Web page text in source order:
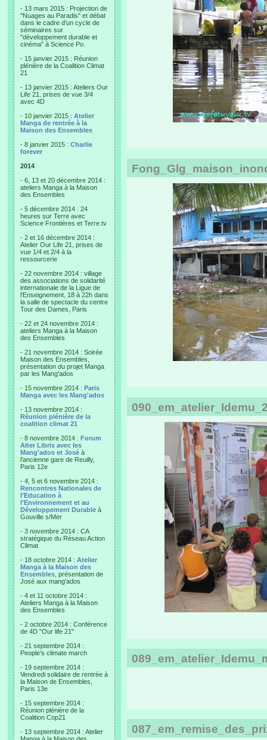
- 13 mars 2015 : Projection de
"Nuages au Paradis" et débat
dans le cadre d'un cycle de
séminaires sur
"développement durable et
cinéma" à Science Po.
- 15 janvier 2015 : Réunion
plénière de la Coalition Climat
21
- 13 janvier 2015 : Ateliers Our
Life 21, prises de vue 3/4
avec 4D
- 10 janvier 2015 : Atelier
Manga de rentrée à la
Maison des Ensembles
- 8 janvier 2015 : Charlie
forever
2014
- 6, 13 et 20 décembre 2014 :
ateliers Manga à la Maison
des Ensembles
- 5 décembre 2014 : 24
heures sur Terre avec
Science Frontières et Terre.tv
- 2 et 16 décembre 2014 :
Atelier Our Life 21, prises de
vue 1/4 et 2/4 à la
ressourcerie
- 22 novembre 2014 : village
des associations de solidarité
internationale de la Ligue de
l'Enseignement, 18 à 22h dans
la salle de spectacle du centre
Tour des Dames, Paris
- 22 et 24 novembre 2014 :
ateliers Manga à la Maison
des Ensembles
- 21 novembre 2014 : Soirée
Maison des Ensembles,
présentation du projet Manga
par les Mang'ados
- 15 novembre 2014 : Paris
Manga avec les Mang'ados
- 13 novembre 2014 :
Réunion plénière de la
coalition climat 21
- 8 novembre 2014 : Forum
Alter Libris avec les
Mang'ados et José à
l'ancienne gare de Reuilly,
Paris 12e
- 4, 5 et 6 novembre 2014 :
Rencontres Nationales de
l'Education à
l'Environnement et au
Développement Durable à
Gouville s/Mer
- 3 novembre 2014 : CA
stratégique du Réseau Action
Climat
- 18 octobre 2014 : Atelier
Manga à la Maison des
Ensembles , présentation de
José aux mang'ados
- 4 et 11 octobre 2014 :
Ateliers Manga à la Maison
des Ensembles
- 2 octobre 2014 : Conférence
de 4D "Our life 21"
- 21 septembre 2014 :
People's climate march
- 19 septembre 2014 :
Vendredi solidaire de rentrée à
la Maison de Ensembles,
Paris 13e
- 15 septembre 2014 :
Réunion plénière de la
Coalition Cop21
- 13 septembre 2014 : Atelier